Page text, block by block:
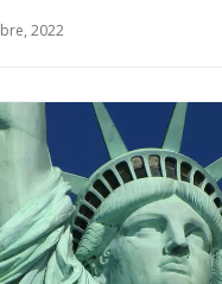
2022